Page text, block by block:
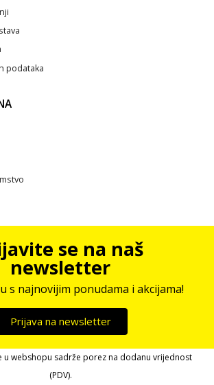
podataka
se na naš
newsletter
s najnovijim ponudama i akcijama!
Prijava na newsletter
u webshopu sadrže porez na dodanu vrijednost
(PDV).